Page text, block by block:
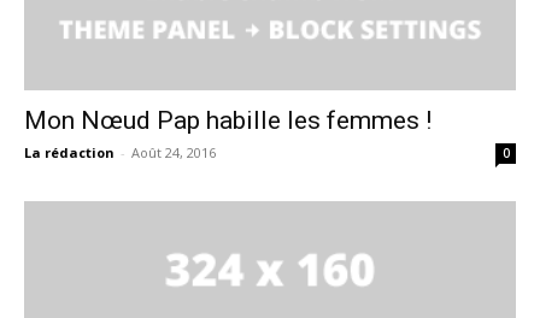
Mon Nœud Pap habille les femmes !
La rédaction - Août 24, 2016 0